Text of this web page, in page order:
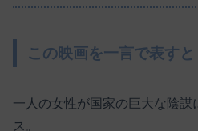
この映画を一言で表すと
一人の女性が国家の巨大な陰謀
ス。